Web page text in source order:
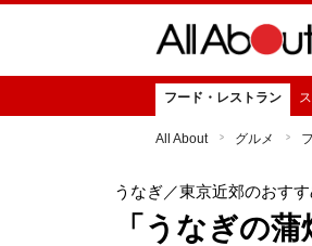
フード・レストラン
All About グルメ
うなぎ／東京近郊のおす
「うなぎの